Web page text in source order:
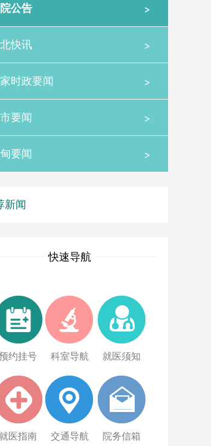
>
公告
>
快讯
>
时政要闻
>
要闻
>
要闻
新闻
快速导航
约挂号 科室导航 就医须知
就医指南 交通导航 院务信箱